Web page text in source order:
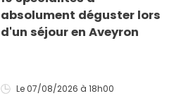
absolument déguster lors
d'un séjour en Aveyron
Le 07/08/2026 à 18h00